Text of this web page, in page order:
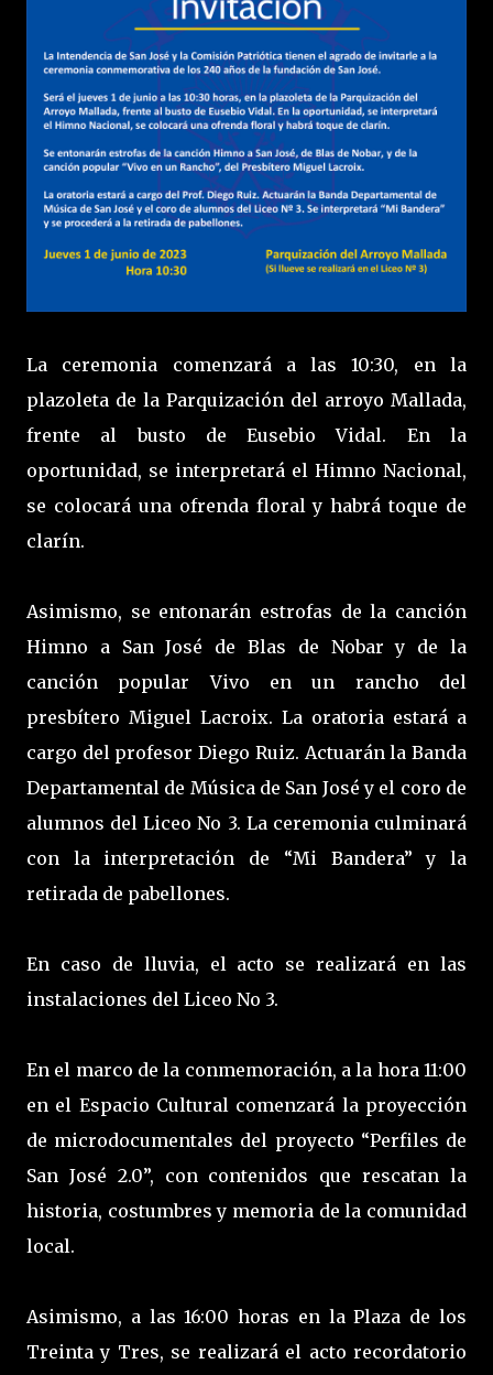
La ceremonia comenzará a las 10:30, en la
plazoleta de la Parquización del arroyo Mallada,
frente al busto de Eusebio Vidal. En la
oportunidad, se interpretará el Himno Nacional,
se colocará una ofrenda floral y habrá toque de
clarín.
Asimismo, se entonarán estrofas de la canción
Himno a San José de Blas de Nobar y de la
canción popular Vivo en un rancho del
presbítero Miguel Lacroix. La oratoria estará a
cargo del profesor Diego Ruiz. Actuarán la Banda
Departamental de Música de San José y el coro de
alumnos del Liceo No 3. La ceremonia culminará
con la interpretación de “Mi Bandera” y la
retirada de pabellones.
En caso de lluvia, el acto se realizará en las
instalaciones del Liceo No 3.
En el marco de la conmemoración, a la hora 11:00
en el Espacio Cultural comenzará la proyección
de microdocumentales del proyecto “Perfiles de
San José 2.0”, con contenidos que rescatan la
historia, costumbres y memoria de la comunidad
local.
Asimismo, a las 16:00 horas en la Plaza de los
Treinta y Tres, se realizará el acto recordatorio